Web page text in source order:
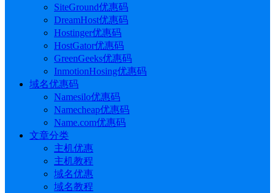
SiteGround优惠码
DreamHost优惠码
Hostinger优惠码
HostGator优惠码
GreenGeeks优惠码
InmotionHosing优惠码
域名优惠码
Namesilo优惠码
Namecheap优惠码
Name.com优惠码
文章分类
主机优惠
主机教程
域名优惠
域名教程